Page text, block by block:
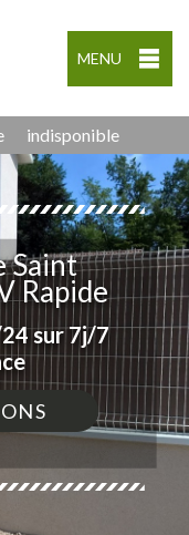
MENU
indisponible
Saint
Rapide
sur 7j/7